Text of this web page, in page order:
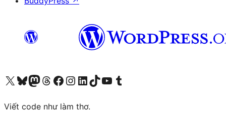
Truy cập tài khoản X (trước đây là Twitter) của chúng tôiVisit our Bluesky account
Visit our Mastodon account
Visit our Threads account
Xem trang Facebook của chúng tôiTruy cập tài khoản Instagram của chúng tôiTruy cập tài khoản LinkedIn của chúng tôiVisit our TikTok account
Truy cập kênh YouTube của chúng tôi Visit our Tumblr account
Viết code như làm thơ.